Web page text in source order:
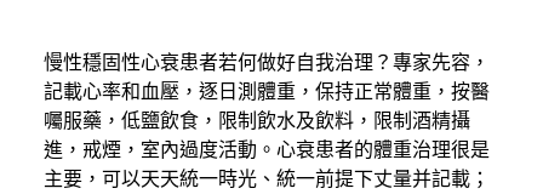
慢性穩固性心衰患者若何做好自我治理？專家先容，
記載心率和血壓，逐日測體重，保持正常體重，按醫
囑服藥，低鹽飲食，限制飲水及飲料，限制酒精攝
進，戒煙，室內過度活動。心衰患者的體重治理很是
主要，可以天天統一時光、統一前提下丈量并記載；